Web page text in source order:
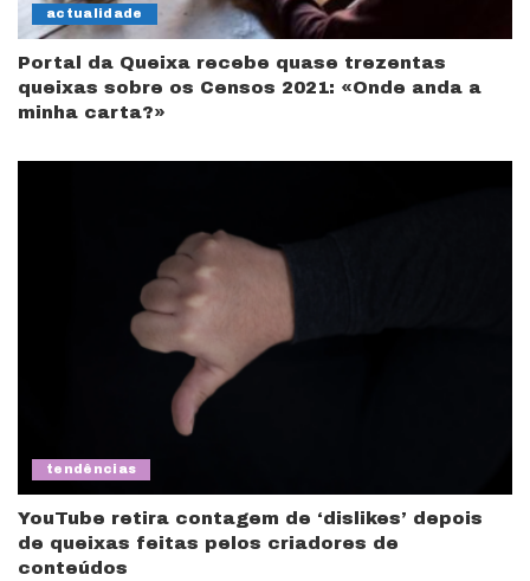
actualidade
Portal da Queixa recebe quase trezentas
queixas sobre os Censos 2021: «Onde anda a
minha carta?»
tendências
YouTube retira contagem de ‘dislikes’ depois
de queixas feitas pelos criadores de
conteúdos